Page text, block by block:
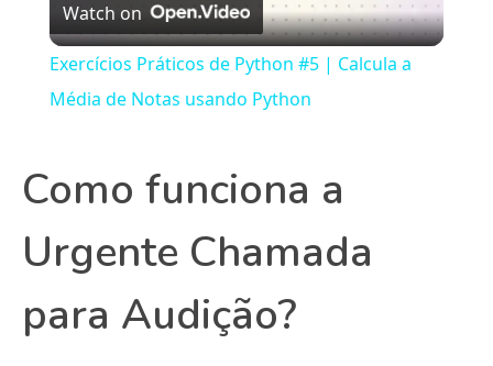
Video
Watch on
Exercícios Práticos de Python #5 | Calcula a
Média de Notas usando Python
Como funciona a
Urgente Chamada
para Audição?